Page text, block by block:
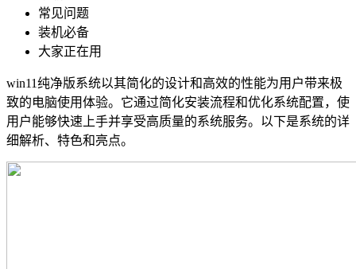
常见问题
装机必备
大家正在用
win11纯净版系统以其简化的设计和高效的性能为用户带来极
致的电脑使用体验。它通过简化安装流程和优化系统配置，使
用户能够快速上手并享受高质量的系统服务。以下是系统的详
细解析、特色和亮点。